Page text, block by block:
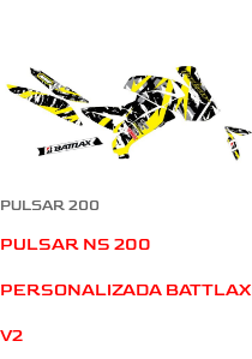
PULSAR 200
PULSAR NS 200
PERSONALIZADA BATTLAX
V2